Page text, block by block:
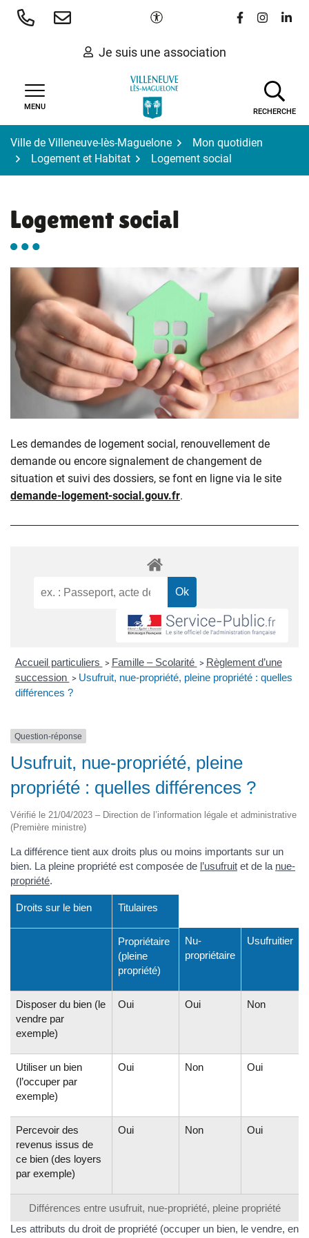
Aller
Paramètres d'accessibilité
Lien vers le
Lien vers
Lien
Je suis une association
MENU
RECHERCHE
Ville de Villeneuve-lès-Maguelone
Mon quotidien
Logement et Habitat
Logement social
Logement social
Les demandes de logement social, renouvellement de
demande ou encore signalement de changement de
situation et suivi des dossiers, se font en ligne via le site
demande-logement-social.gouv.fr.
Accueil particuliers > Famille – Scolarité > Règlement d’une
succession > Usufruit, nue-propriété, pleine propriété : quelles
différences ?
Question-réponse
Usufruit, nue-propriété, pleine
propriété : quelles différences ?
Vérifié le 21/04/2023 – Direction de l’information légale et administrative
(Première ministre)
La différence tient aux droits plus ou moins importants sur un
bien. La pleine propriété est composée de l’usufruit et de la nue-
propriété.
Différences entre usufruit, nue-propriété, pleine propriété
Droits sur le bien Titulaires
Propriétaire
(pleine
propriété)
Nu-
propriétaire
Usufruitier
Disposer du bien (le
vendre par
exemple)
Oui Oui Non
Utiliser un bien
(l’occuper par
exemple)
Oui Non Oui
Percevoir des
revenus issus de
ce bien (des loyers
par exemple)
Oui Non Oui
Les attributs du droit de propriété (occuper un bien, le vendre, en